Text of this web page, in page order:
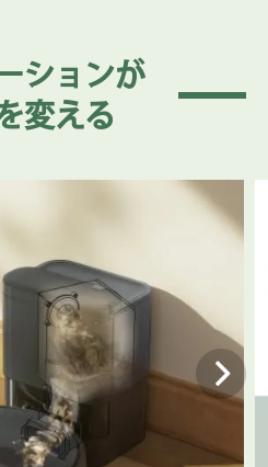
の清掃方法を設定したり、清掃完
寿命を確認できるほか、進入禁
エリアを掃除しないよう設定でき
ロポンプで水の流れを制御し、清
する洗剤 ＊4を使用して、スマート
ワーアップした拭き取り力
ついては、
ja/article/?
cleanser
を参照してください。
ついた汚れに対する標準的な掃除機
の比較。
ションが
変える